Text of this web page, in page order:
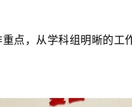
，从学科组明晰的工